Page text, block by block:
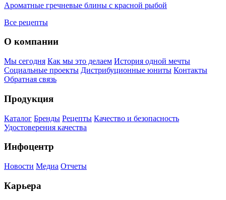
Ароматные гречневые блины с красной рыбой
Все рецепты
О компании
Мы сегодня Как мы это делаем История одной мечты
Социальные проекты Дистрибуционные юниты Контакты
Обратная связь
Продукция
Каталог Бренды Рецепты Качество и безопасность
Удостоверения качества
Инфоцентр
Новости Медиа Отчеты
Карьера